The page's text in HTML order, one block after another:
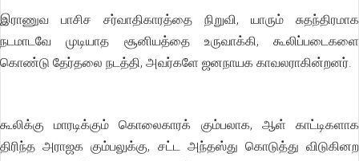
இராணுவ பாசிச சர்வாதிகாரத்தை நிறுவி, யாரும் சுதந்திரமாக
நடமாடவே முடியாத சூனியத்தை உருவாக்கி, கூலிப்படைகளை
கொண்டு தேர்தலை நடத்தி, அவர்களே ஜனநாயக காவலராகின்றனர்.
கூலிக்கு மாரடிக்கும் கொலைகாரக் கும்பலாக, ஆள் காட்டிகளாக
திரிந்த அராஜக கும்பலுக்கு, சட்ட அந்தஸ்து கொடுத்து விடுகினற